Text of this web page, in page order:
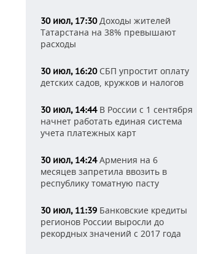
30 июл, 17:30Доходы жителей
Татарстана на 38% превышают
расходы
30 июл, 16:20СБП упростит оплату
детских садов, кружков и налогов
30 июл, 14:44В России с 1 сентября
начнет работать единая система
учета платежных карт
30 июл, 14:24Армения на 6
месяцев запретила ввозить в
республику томатную пасту
30 июл, 11:39 Банковские кредиты
регионов России выросли до
рекордных значений с 2017 года